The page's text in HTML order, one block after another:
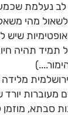
נעלמת
מהי
שיש
תהיה
מלידה
יורד
סבתא,